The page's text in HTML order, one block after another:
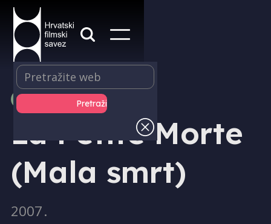
PRODUKCIJA
La Petite Morte
(Mala smrt)
2007.